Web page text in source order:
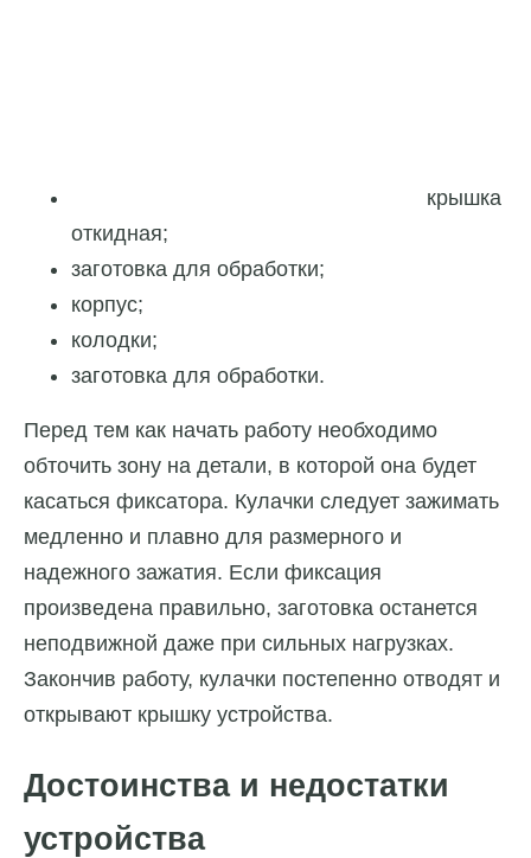
крышка
откидная;
заготовка для обработки;
корпус;
колодки;
заготовка для обработки.
Перед тем как начать работу необходимо
обточить зону на детали, в которой она будет
касаться фиксатора. Кулачки следует зажимать
медленно и плавно для размерного и
надежного зажатия. Если фиксация
произведена правильно, заготовка останется
неподвижной даже при сильных нагрузках.
Закончив работу, кулачки постепенно отводят и
открывают крышку устройства.
Достоинства и недостатки
устройства